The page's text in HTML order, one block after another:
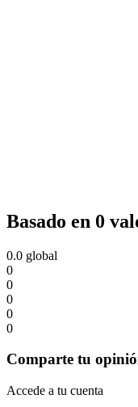
Basado en 0
0.0 global
0
0
0
0
0
Comparte tu
Accede a tu cuenta